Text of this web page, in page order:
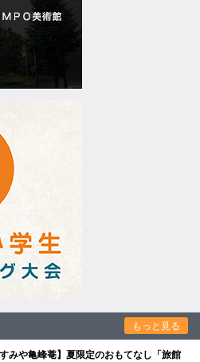
もっと見る
すみや亀峰菴】夏限定のおもてなし「旅館